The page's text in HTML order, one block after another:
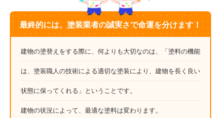
最終的には、塗装業者の誠実さで命運を分けます！
建物の塗替えをする際に、何よりも大切なのは、「塗料の機能
は、塗装職人の技術による適切な塗装により、建物を長く良い
状態に保ってくれる」ということです。
建物の状況によって、最適な塗料は変わります。